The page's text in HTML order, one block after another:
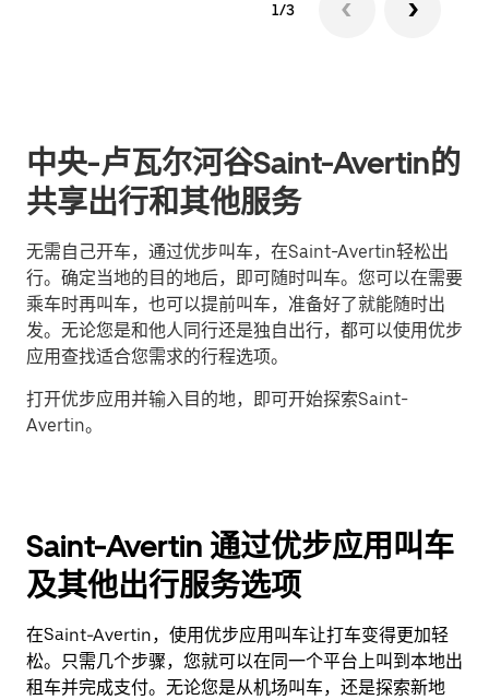
1/3
中央-卢瓦尔河谷Saint-Avertin的
共享出行和其他服务
无需自己开车，通过优步叫车，在Saint-Avertin轻松出
行。确定当地的目的地后，即可随时叫车。您可以在需要
乘车时再叫车，也可以提前叫车，准备好了就能随时出
发。无论您是和他人同行还是独自出行，都可以使用优步
应用查找适合您需求的行程选项。
打开优步应用并输入目的地，即可开始探索Saint-
Avertin。
Saint-Avertin 通过优步应用叫车
及其他出行服务选项
在Saint-Avertin，使用优步应用叫车让打车变得更加轻
松。只需几个步骤，您就可以在同一个平台上叫到本地出
租车并完成支付。无论您是从机场叫车，还是探索新地